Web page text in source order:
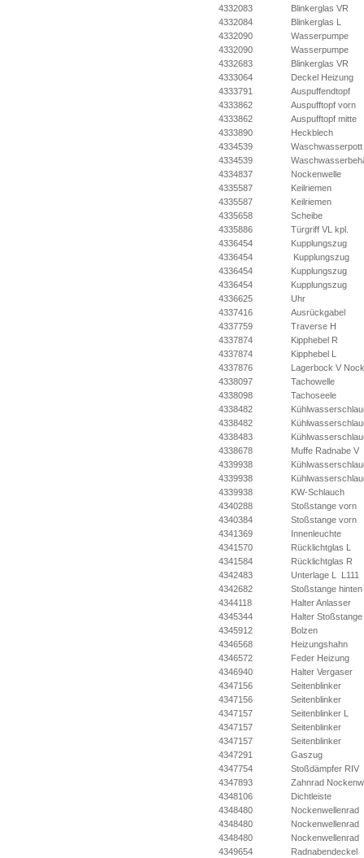
4332083
Blinkerglas VR
4332084
Blinkerglas L
4332090
Wasserpumpe
4332090
Wasserpumpe
4332683
Blinkerglas VR
4333064
Deckel Heizung
4333791
Auspuffendtopf
4333862
Auspufftopf vorn
4333862
Auspufftopf mitte
4333890
Heckblech
4334539
Waschwasserpott
4334539
4334837
Nockenwelle
4335587
Keilriemen
4335587
Keilriemen
4335658
Scheibe
4335886
Türgriff VL kpl.
4336454
Kupplungszug
4336454
Kupplungszug
4336454
Kupplungszug
4336454
Kupplungszug
4336625
Uhr
4337416
Ausrückgabel
4337759
Traverse H
4337874
Kipphebel R
4337874
Kipphebel L
4337876
Lagerbock V
4338097
Tachowelle
4338098
Tachoseele
4338482
4338482
4338483
4338678
Muffe Radnabe V
4339938
4339938
4339938
KW-Schlauch
4340288
Stoßstange vorn
4340384
Stoßstange vorn
4341369
Innenleuchte
4341570
Rücklichtglas L
4341584
Rücklichtglas R
4342483
Unterlage L L111
4342682
Stoßstange hinten
4344118
Halter Anlasser
4345344
Halter Stoßstange
4345912
Bolzen
4346568
Heizungshahn
4346572
Feder Heizung
4346940
Halter Vergaser
4347156
Seitenblinker
4347156
Seitenblinker
4347157
Seitenblinker L
4347157
Seitenblinker
4347157
Seitenblinker
4347291
Gaszug
4347754
Stoßdämpfer RIV
4347893
Zahnrad
4348106
Dichtleiste
4348480
Nockenwellenrad
4348480
Nockenwellenrad
4348480
Nockenwellenrad
4349654
Radnabendeckel